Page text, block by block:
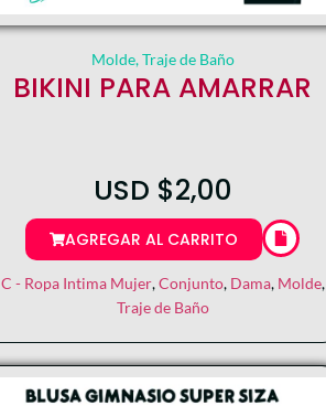
Molde,Traje de Baño
BIKINI PARA AMARRAR
USD $2,00
AGREGAR AL CARRITO
C - Ropa Intima Mujer,Conjunto, Dama, Molde,
Traje de Baño